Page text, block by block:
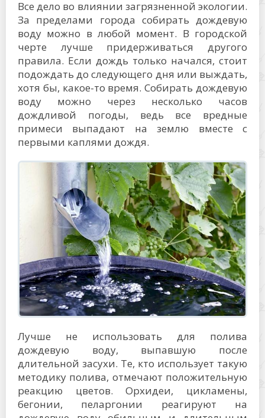
Все дело во влиянии загрязненной экологии.
За пределами города собирать дождевую
воду можно в любой момент. В городской
черте лучше придерживаться другого
правила. Если дождь только начался, стоит
подождать до следующего дня или выждать,
хотя бы, какое-то время. Собирать дождевую
воду можно через несколько часов
дождливой погоды, ведь все вредные
примеси выпадают на землю вместе с
первыми каплями дождя.
Лучше не использовать для полива
дождевую воду, выпавшую после
длительной засухи. Те, кто использует такую
методику полива, отмечают положительную
реакцию цветов. Орхидеи, цикламены,
бегонии, пеларгонии реагируют на